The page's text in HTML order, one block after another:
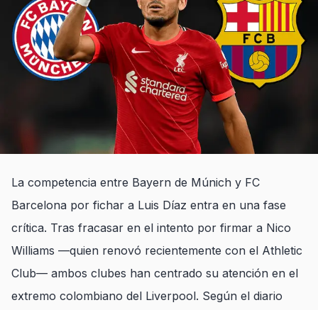
La competencia entre Bayern de Múnich y FC
Barcelona por fichar a Luis Díaz entra en una fase
crítica. Tras fracasar en el intento por firmar a Nico
Williams —quien renovó recientemente con el Athletic
Club— ambos clubes han centrado su atención en el
extremo colombiano del Liverpool. Según el diario